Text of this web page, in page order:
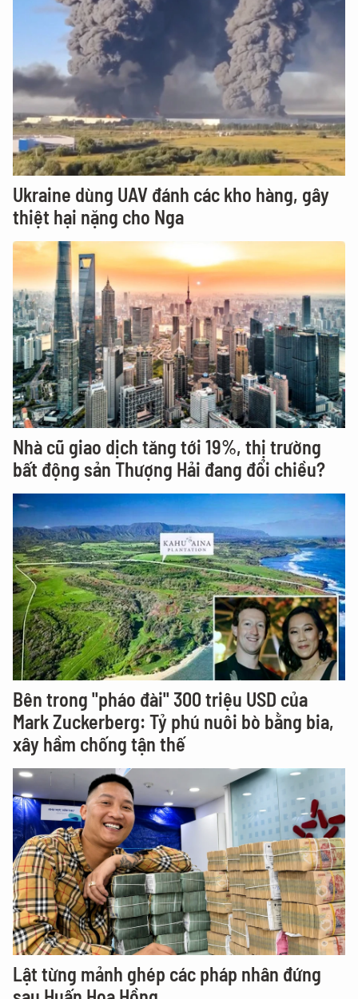
Ukraine dùng UAV đánh các kho hàng, gây
thiệt hại nặng cho Nga
Nhà cũ giao dịch tăng tới 19%, thị trường
bất động sản Thượng Hải đang đổi chiều?
Bên trong "pháo đài" 300 triệu USD của
Mark Zuckerberg: Tỷ phú nuôi bò bằng bia,
xây hầm chống tận thế
Lật từng mảnh ghép các pháp nhân đứng